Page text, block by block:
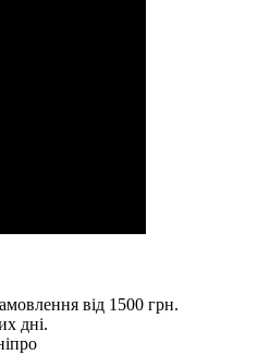
від 1500 грн.
дні.